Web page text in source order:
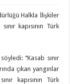
Halkla İlişkiler
kapısının Türk
‘’Kasab sınır
çıkan yangınlar
kapısının Türk